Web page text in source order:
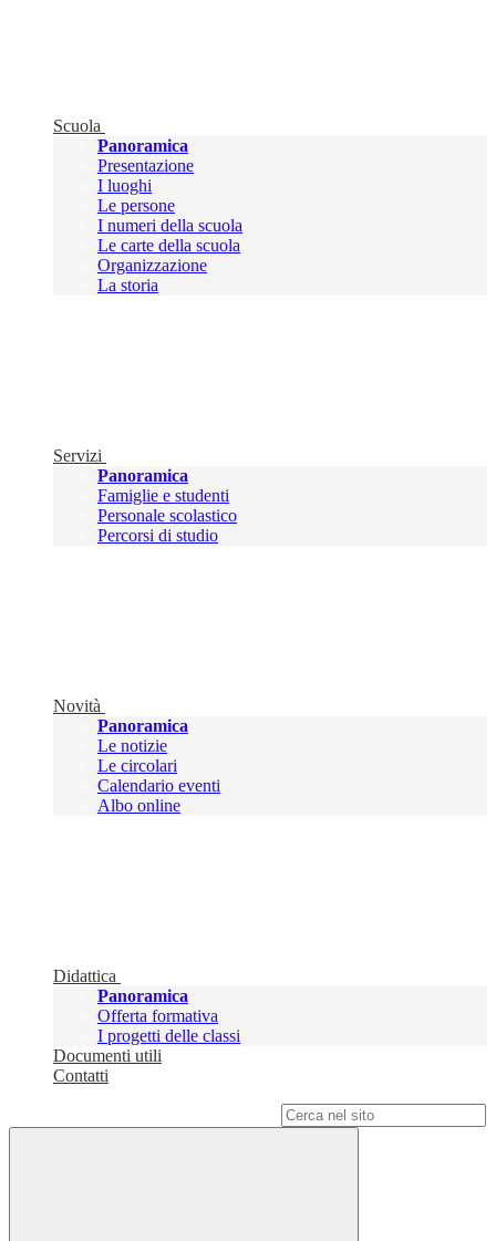
Scuola
Panoramica
Presentazione
I luoghi
Le persone
I numeri della scuola
Le carte della scuola
Organizzazione
La storia
Servizi
Panoramica
Famiglie e studenti
Personale scolastico
Percorsi di studio
Novità
Panoramica
Le notizie
Le circolari
Calendario eventi
Albo online
Didattica
Panoramica
Offerta formativa
I progetti delle classi
Documenti utili
Contatti